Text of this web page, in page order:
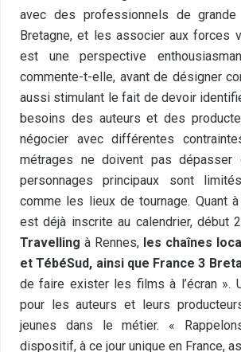
avec des professionnels de
Bretagne, et les associer aux forces
est une perspective
commente-t-elle, avant de désigner
aussi stimulant le fait de devoir
besoins des auteurs et des
négocier avec différentes
métrages ne doivent pas dépasser
personnages principaux sont
comme les lieux de tournage. Quant
est déjà inscrite au calendrier, début
Travelling à Rennes, les chaînes
et TébéSud, ainsi que France 3
de faire exister les films à l’écran ».
pour les auteurs et leurs
jeunes dans le métier. «
dispositif, à ce jour unique en France,